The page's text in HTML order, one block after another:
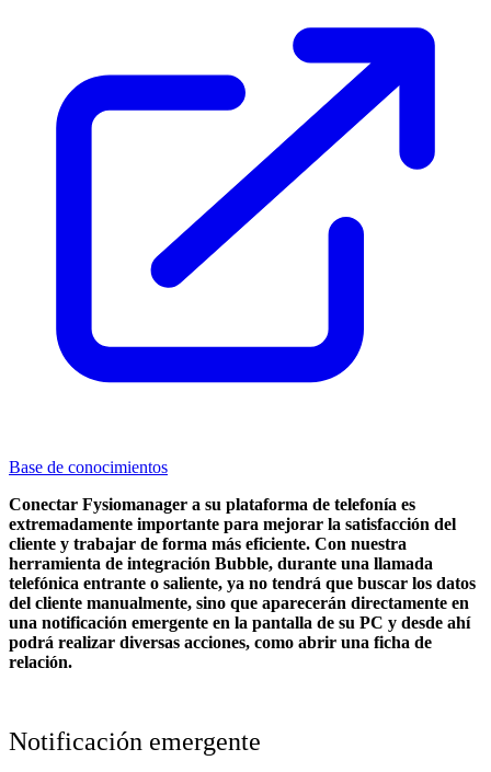
Base de conocimientos
Conectar Fysiomanager a su plataforma de telefonía es
extremadamente importante para mejorar la satisfacción del
cliente y trabajar de forma más eficiente. Con nuestra
herramienta de integración Bubble, durante una llamada
telefónica entrante o saliente, ya no tendrá que buscar los datos
del cliente manualmente, sino que aparecerán directamente en
una notificación emergente en la pantalla de su PC y desde ahí
podrá realizar diversas acciones, como abrir una ficha de
relación.
Notificación emergente